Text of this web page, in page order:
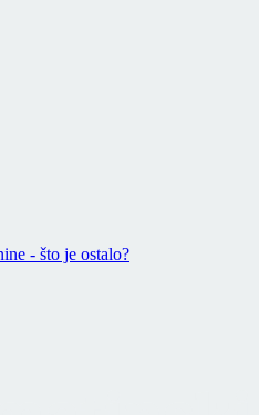
- što je ostalo?